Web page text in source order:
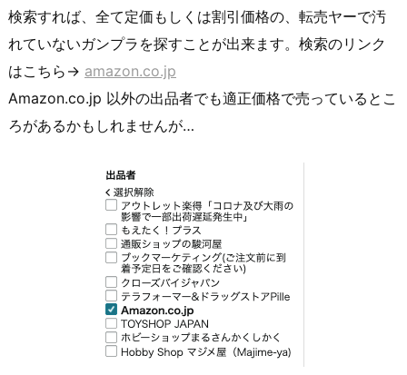
検索すれば、全て定価もしくは割引価格の、転売ヤーで汚
れていないガンプラを探すことが出来ます。検索のリンク
はこちら→ amazon.co.jp
Amazon.co.jp 以外の出品者でも適正価格で売っているとこ
ろがあるかもしれませんが…